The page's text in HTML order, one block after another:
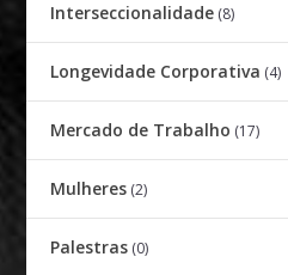
Interseccionalidade (8)
Longevidade Corporativa (4)
Mercado de Trabalho (17)
Mulheres (2)
Palestras (0)